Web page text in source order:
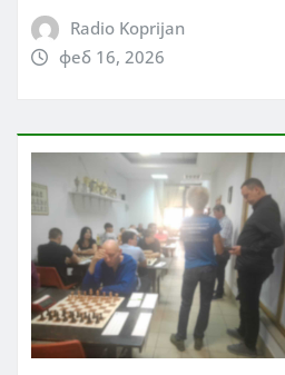
Radio Koprijan
феб 16, 2026